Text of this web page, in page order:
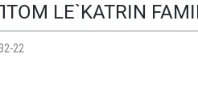
LE`KATRIN
22